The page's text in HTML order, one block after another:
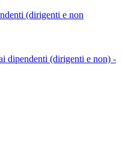
(dirigenti e non
dipendenti (dirigenti e non) -